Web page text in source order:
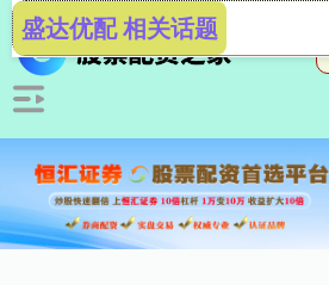
盛达优配 相关话题